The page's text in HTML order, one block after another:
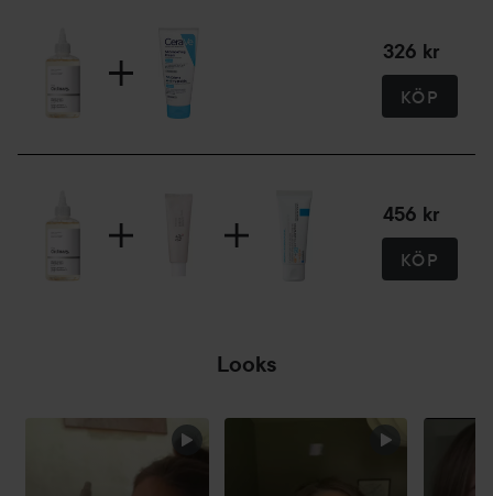
326 kr
KÖP
456 kr
KÖP
Looks
HOPPA ÖVER SEKTIONEN